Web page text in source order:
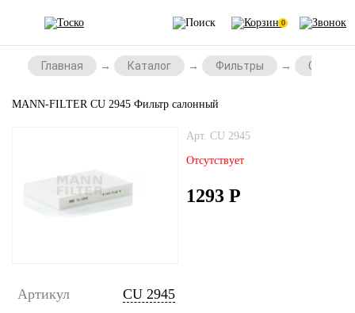
0
Главная Каталог Фильтры
MANN-FILTER CU 2945 Фильтр салонный
Арт. CU 2945
Отсутствует
1293 Р
Артикул
CU 2945